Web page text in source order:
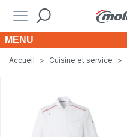
MENU
Accueil > Cuisine et service >